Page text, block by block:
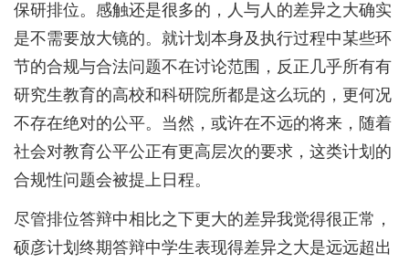
保研排位。感触还是很多的，人与人的差异之大确实
是不需要放大镜的。就计划本身及执行过程中某些环
节的合规与合法问题不在讨论范围，反正几乎所有有
研究生教育的高校和科研院所都是这么玩的，更何况
不存在绝对的公平。当然，或许在不远的将来，随着
社会对教育公平公正有更高层次的要求，这类计划的
合规性问题会被提上日程。
尽管排位答辩中相比之下更大的差异我觉得很正常，
硕彦计划终期答辩中学生表现得差异之大是远远超出